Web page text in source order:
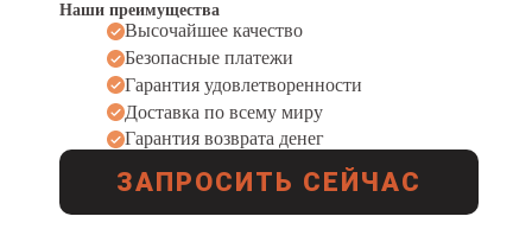
Наши преимущества
Высочайшее качество
Безопасные платежи
Гарантия удовлетворенности
Доставка по всему миру
Гарантия возврата денег
ЗАПРОСИТЬ СЕЙЧАС